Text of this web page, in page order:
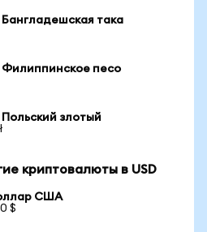
Бангладешская така
Филиппинское песо
Польский злотый
криптовалюты в USD
США
$